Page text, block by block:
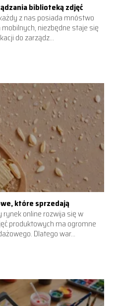
biblioteką zdjęć
z nas posiada mnóstwo
niezbędne staje się
do zarządz...
które sprzedają
online rozwija się w
produktowych ma ogromne
Dlatego war...